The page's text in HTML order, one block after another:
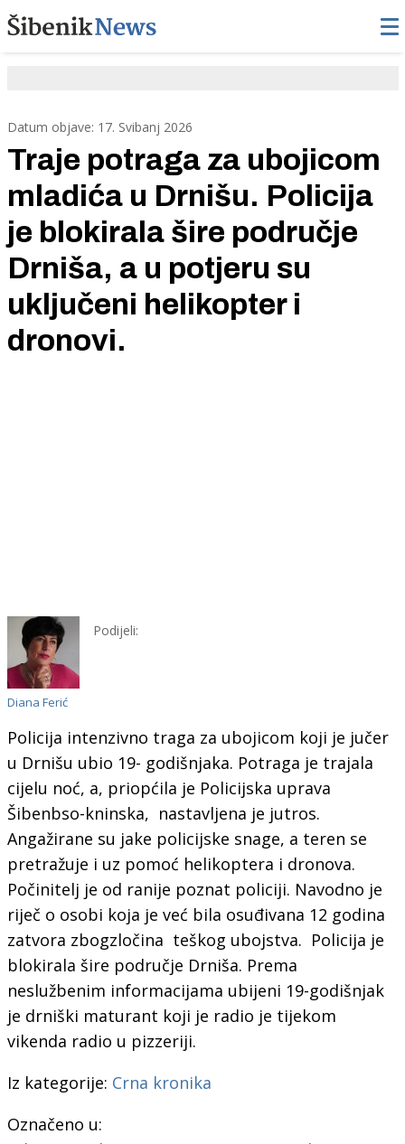
Datum objave: 17. Svibanj 2026
Traje potraga za ubojicom
mladića u Drnišu. Policija
je blokirala šire područje
Drniša, a u potjeru su
uključeni helikopter i
dronovi.
Diana Ferić
Podijeli:
Policija intenzivno traga za ubojicom koji je jučer
u Drnišu ubio 19- godišnjaka. Potraga je trajala
cijelu noć, a, priopćila je Policijska uprava
Šibenbso-kninska, nastavljena je jutros.
Angažirane su jake policijske snage, a teren se
pretražuje i uz pomoć helikoptera i dronova.
Počinitelj je od ranije poznat policiji. Navodno je
riječ o osobi koja je već bila osuđivana 12 godina
zatvora zbogzločina teškog ubojstva. Policija je
blokirala šire područje Drniša. Prema
neslužbenim informacijama ubijeni 19-godišnjak
je drniški maturant koji je radio je tijekom
vikenda radio u pizzeriji.
Iz kategorije: Crna kronika
Označeno u: